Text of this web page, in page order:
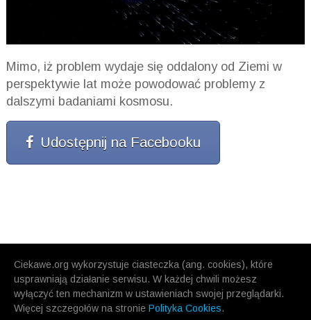
Ciekawe.org wykorzystuje ciasteczka (ang. cookies), które
usprawniają działanie serwisu. W każdej chwili możesz
wyłączyć ten mechanizm w ustawieniach swojej przeglądarki.
Więcej szczegołów na stronie Polityka Cookies.
Mimo, iż problem wydaje się oddalony od Ziemi w
perspektywie lat może powodować problemy z
dalszymi badaniami kosmosu.
Udostępnij na Facebooku